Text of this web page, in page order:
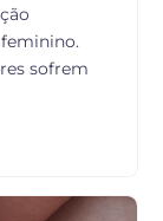
sofrem